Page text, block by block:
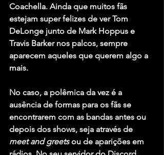
Coachella. Ainda que muitos fãs
estejam super felizes de ver Tom
DeLonge junto de Mark Hoppus e
Travis Barker nos palcos, sempre
aparecem aqueles que querem algo a
mais.
No caso, a polêmica da vez é a
ausência de formas para os fãs se
encontrarem com as bandas antes ou
depois dos shows, seja através de
meet and greets ou de aparições em